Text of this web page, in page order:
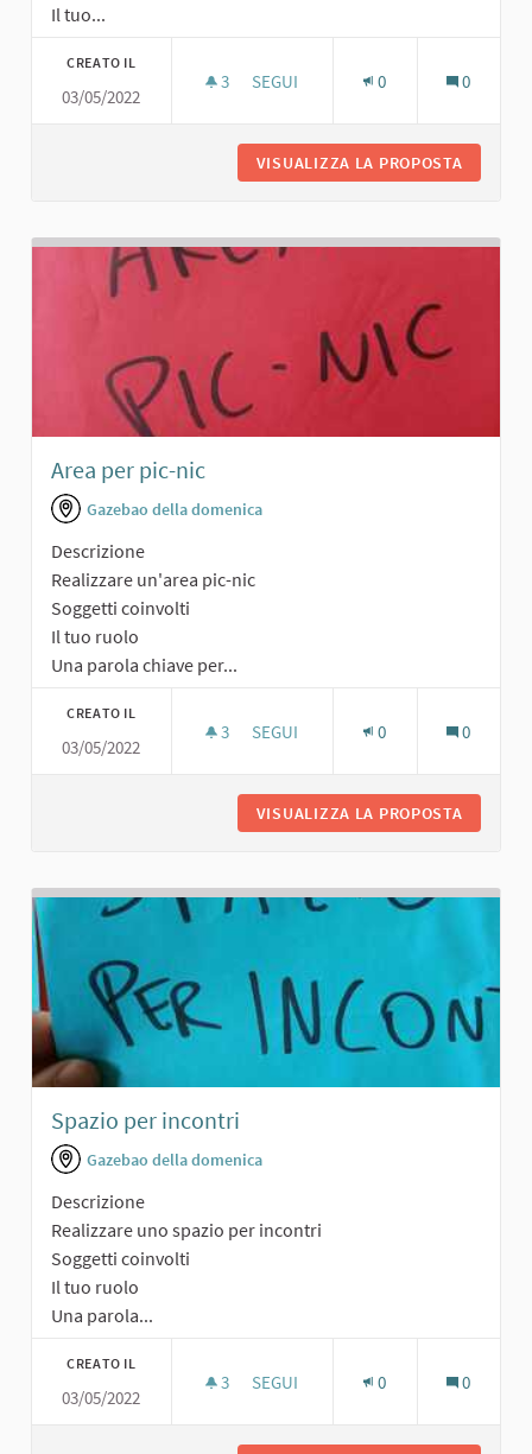
Il tuo...
CREATO IL
03/05/2022
3 3 SOSTENITORI
SEGUI 0 0
VISUALIZZA LA PROPOSTA
Area per pic-nic
Gazebao della domenica
Descrizione
Realizzare un'area pic-nic
Soggetti coinvolti
Il tuo ruolo
Una parola chiave per...
CREATO IL
03/05/2022
3 3 SOSTENITORI
SEGUI 0 0
VISUALIZZA LA PROPOSTA
Spazio per incontri
Gazebao della domenica
Descrizione
Realizzare uno spazio per incontri
Soggetti coinvolti
Il tuo ruolo
Una parola...
CREATO IL
03/05/2022
3 3 SOSTENITORI
SEGUI 0 0